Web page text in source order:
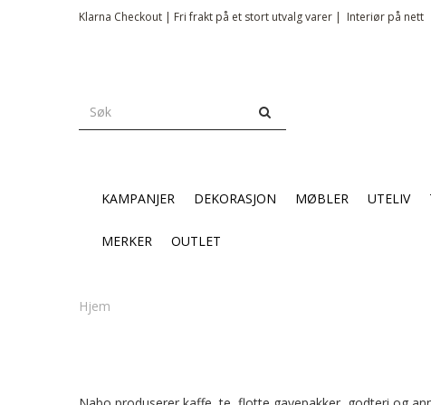
Klarna Checkout | Fri frakt på et stort utvalg varer | Interiør på nett
KAMPANJER DEKORASJON MØBLER UTELIV
MERKER OUTLET
Hjem